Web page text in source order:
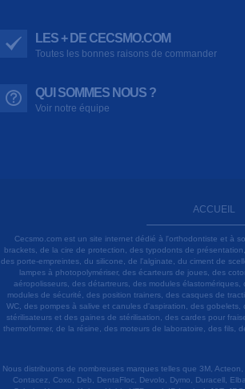
LES + DE CECSMO.COM
Toutes les bonnes raisons de commander
QUI SOMMES NOUS ?
Voir notre équipe
ACCUEIL
Cecsmo.com est un site internet dédié à l'orthodontiste et à
brackets, de la cire de protection, des typodonts de
des porte-empreintes, du silicone, de l'alginate, du ciment de
lampes à photopolymériser, des écarteurs de joues, des
aéropolisseurs, des détartreurs, des modules
modules de sécurité, des position trainers, des casques de
WC, des pompes à salive et canules d'aspiration, des
stérilisateurs et des gaines de stérilisation, des cardes pour
thermoformer, de la résine, des moteurs de laboratoire, des fils,
Nous distribuons de nombreuses marques telles que 3M,
Contacez, Coxo, Deb, DentaFloc, Devolo, Dymo, Duracell,